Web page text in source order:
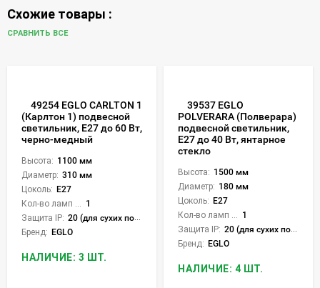
Схожие товары :
СРАВНИТЬ ВСЕ
49254 EGLO CARLTON 1
(Карлтон 1) подвесной
светильник, E27 до 60 Вт,
черно-медный
Высота: 1100 мм
Диаметр: 310 мм
Цоколь: E27
Кол-во ламп или LED: 1
Защита IP: 20 (для сухих пом.)
Бренд: EGLO
НАЛИЧИЕ: 3 ШТ.
39537 EGLO
POLVERARA (Полверара)
подвесной светильник,
E27 до 40 Вт, янтарное
стекло
Высота: 1500 мм
Диаметр: 180 мм
Цоколь: E27
Кол-во ламп или LED: 1
Защита IP: 20 (для сухих пом.)
Бренд: EGLO
НАЛИЧИЕ: 4 ШТ.